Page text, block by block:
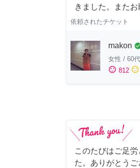
きました。またお
依頼されたチケット
makon
女性 / 60代
sentiment_satisfied 812 sentiment_neutral
このたびはご足
た。ありがとうご